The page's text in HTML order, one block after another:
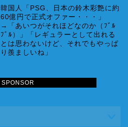
SPONSOR
韓国人「PSG、日本の鈴木彩艶に約
60億円で正式オファー・・・」
→「あいつがそれほどなのか（ﾌﾞﾙ
ﾌﾞﾙ）」「レギュラーとして出れる
とは思わないけど、それでもやっぱ
り羨ましいね」